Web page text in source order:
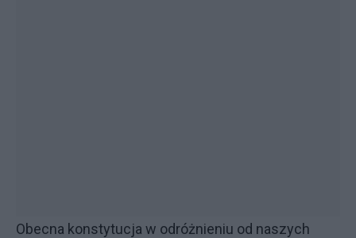
Obecna konstytucja w odróżnieniu od naszych